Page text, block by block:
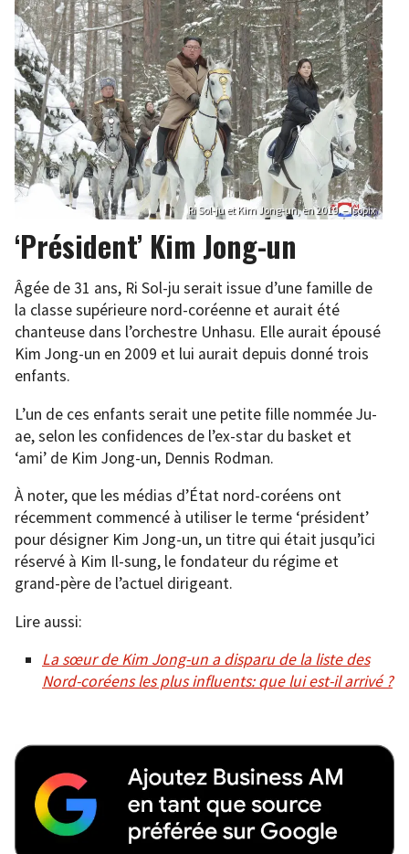
Ri Sol-ju et Kim Jong-un, en 2019. – Isopix
‘Président’ Kim Jong-un
Âgée de 31 ans, Ri Sol-ju serait issue d’une famille de
la classe supérieure nord-coréenne et aurait été
chanteuse dans l’orchestre Unhasu. Elle aurait épousé
Kim Jong-un en 2009 et lui aurait depuis donné trois
enfants.
L’un de ces enfants serait une petite fille nommée Ju-
ae, selon les confidences de l’ex-star du basket et
‘ami’ de Kim Jong-un, Dennis Rodman.
À noter, que les médias d’État nord-coréens ont
récemment commencé à utiliser le terme ‘président’
pour désigner Kim Jong-un, un titre qui était jusqu’ici
réservé à Kim Il-sung, le fondateur du régime et
grand-père de l’actuel dirigeant.
Lire aussi:
La sœur de Kim Jong-un a disparu de la liste des
Nord-coréens les plus influents: que lui est-il arrivé ?